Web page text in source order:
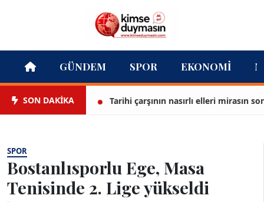
GÜNDEM SPOR EKONOMI
SON DAKİKA Tarihi çarşının nasırlı elleri mirasın son
SPOR
Bostanlısporlu Ege, Masa
Tenisinde 2. Lige yükseldi